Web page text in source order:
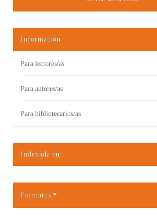
Información
Para lectores/as
Para autores/as
Para bibliotecarios/as
Indexada en:
Formatos